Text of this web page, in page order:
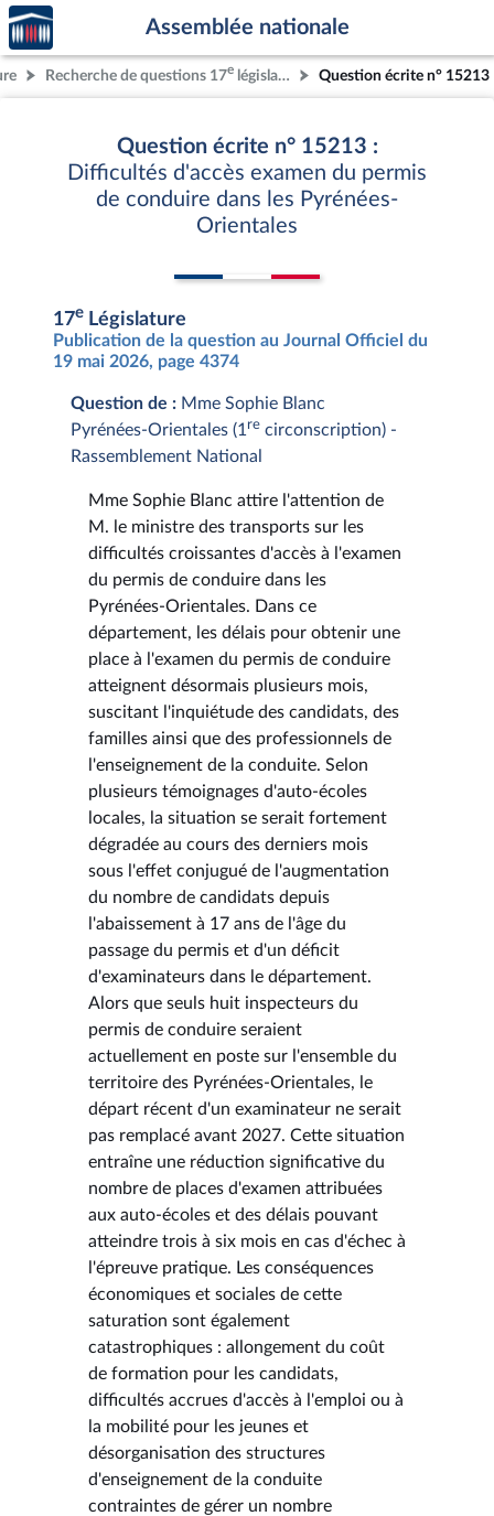
Aller au contenu
Aller en bas de la page
Accèder
à la
page
d'accueil
Assemblée nationale
Recherche de questions 17e législature Question écrite n° 15213
Question écrite n° 15213 :
Difficultés d'accès examen du permis
de conduire dans les Pyrénées-
Orientales
17e Législature
Publication de la question au Journal Officiel du
19 mai 2026, page 4374
Question de : Mme Sophie Blanc
Pyrénées-Orientales (1 re circonscription) -
Rassemblement National
Mme Sophie Blanc attire l'attention de
M. le ministre des transports sur les
difficultés croissantes d'accès à l'examen
du permis de conduire dans les
Pyrénées-Orientales. Dans ce
département, les délais pour obtenir une
place à l'examen du permis de conduire
atteignent désormais plusieurs mois,
suscitant l'inquiétude des candidats, des
familles ainsi que des professionnels de
l'enseignement de la conduite. Selon
plusieurs témoignages d'auto-écoles
locales, la situation se serait fortement
dégradée au cours des derniers mois
sous l'effet conjugué de l'augmentation
du nombre de candidats depuis
l'abaissement à 17 ans de l'âge du
passage du permis et d'un déficit
d'examinateurs dans le département.
Alors que seuls huit inspecteurs du
permis de conduire seraient
actuellement en poste sur l'ensemble du
territoire des Pyrénées-Orientales, le
départ récent d'un examinateur ne serait
pas remplacé avant 2027. Cette situation
entraîne une réduction significative du
nombre de places d'examen attribuées
aux auto-écoles et des délais pouvant
atteindre trois à six mois en cas d'échec à
l'épreuve pratique. Les conséquences
économiques et sociales de cette
saturation sont également
catastrophiques : allongement du coût
de formation pour les candidats,
difficultés accrues d'accès à l'emploi ou à
la mobilité pour les jeunes et
désorganisation des structures
d'enseignement de la conduite
contraintes de gérer un nombre